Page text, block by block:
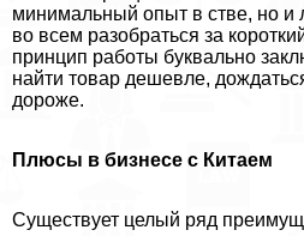
минимальный опыт в стве, но
во всем разобраться за
принцип работы буквально
найти товар дешевле,
дороже.
Плюсы в бизнесе с Китаем
Существует целый ряд